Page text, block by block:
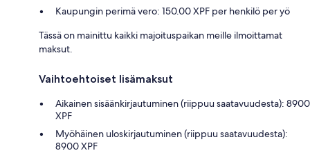
Kaupungin perimä vero: 150.00 XPF per henkilö per yö
Tässä on mainittu kaikki majoituspaikan meille ilmoittamat
maksut.
Vaihtoehtoiset lisämaksut
Aikainen sisäänkirjautuminen (riippuu saatavuudesta): 8900
XPF
Myöhäinen uloskirjautuminen (riippuu saatavuudesta):
8900 XPF